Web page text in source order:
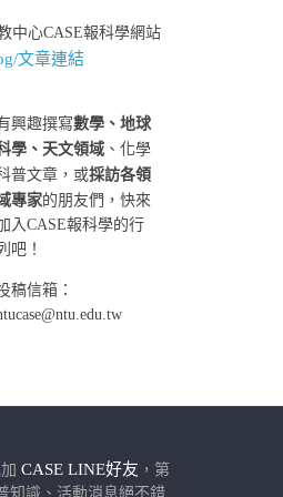
中心CASE報科學網站
文章連結
興趣撰寫數學、地球
學、天文領域 、化學
普文章，或採訪各領
專家的朋友們，快來
入CASE報科學的行
吧！
稿信箱：
CASE LINE好友 ，第
知識、活動消息絕不錯